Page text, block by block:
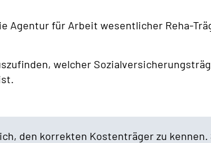
Agentur für Arbeit wesentlicher Reha-
welcher
den korrekten Kostenträger zu kennen.